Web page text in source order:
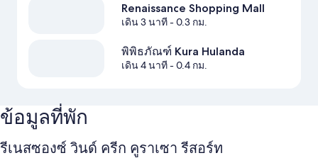
Renaissance Shopping Mall
เดิน 3 นาที- 0.3 กม.
พิพิธภัณฑ์ Kura Hulanda
เดิน 4 นาที- 0.4 กม.
ข้อมูลที่พัก
รีเนสซองซ์ วินด์ ครีก คูราเซา รีสอร์ท